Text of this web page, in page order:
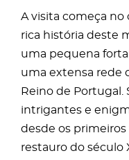
A visita começa no
rica história deste
uma pequena
uma extensa rede
Reino de Portugal.
intrigantes e
desde os
restauro do século